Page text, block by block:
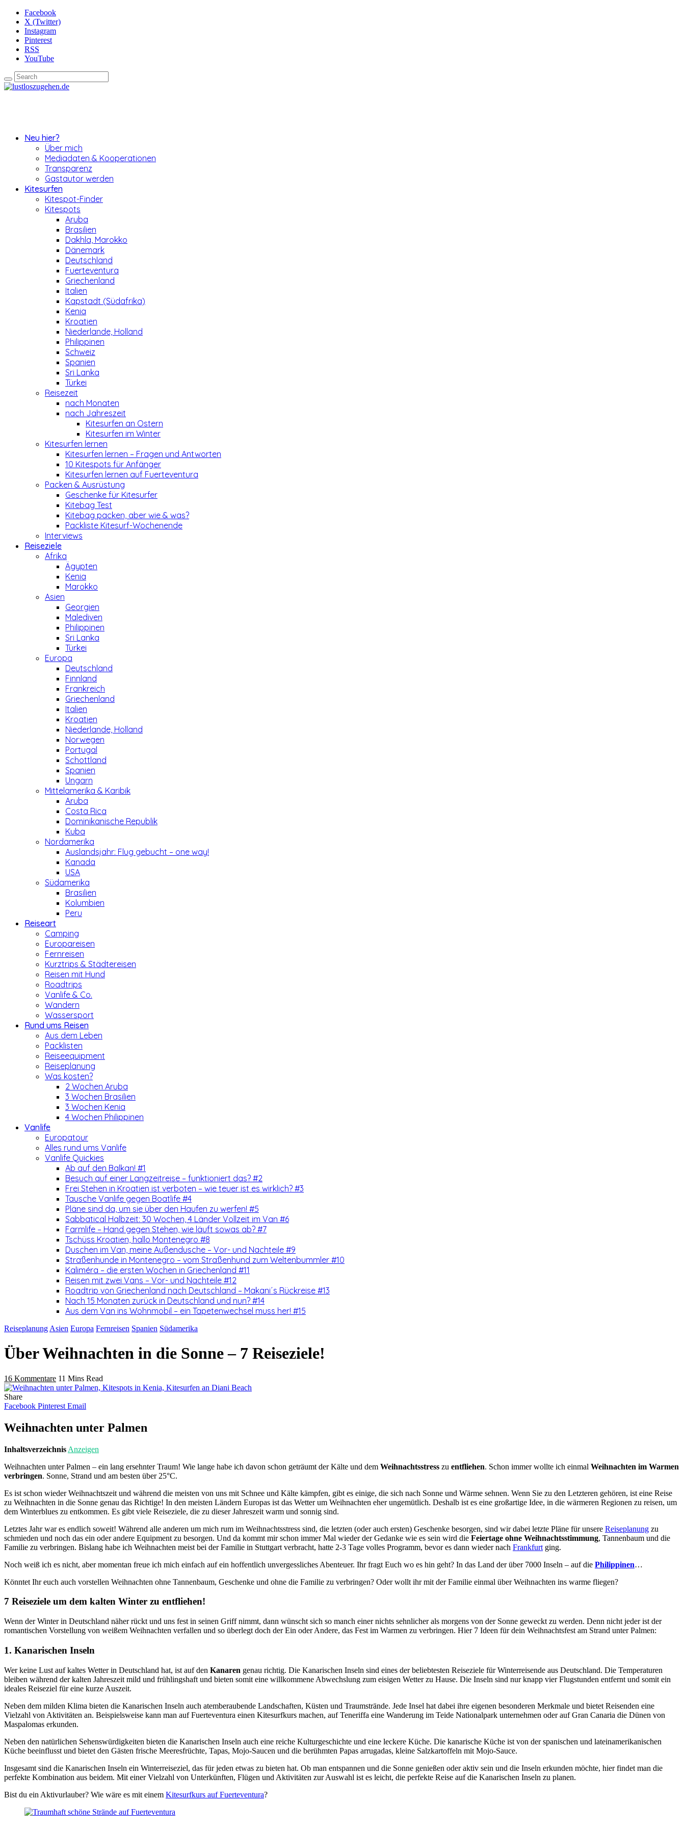
Facebook
X (Twitter)
Instagram
Pinterest
RSS
YouTube
Neu hier?
Über mich
Mediadaten & Kooperationen
Transparenz
Gastautor werden
Kitesurfen
Kitespot-Finder
Kitespots
Aruba
Brasilien
Dakhla, Marokko
Dänemark
Deutschland
Fuerteventura
Griechenland
Italien
Kapstadt (Südafrika)
Kenia
Kroatien
Niederlande, Holland
Philippinen
Schweiz
Spanien
Sri Lanka
Türkei
Reisezeit
nach Monaten
nach Jahreszeit
Kitesurfen an Ostern
Kitesurfen im Winter
Kitesurfen lernen
Kitesurfen lernen – Fragen und Antworten
10 Kitespots für Anfänger
Kitesurfen lernen auf Fuerteventura
Packen & Ausrüstung
Geschenke für Kitesurfer
Kitebag Test
Kitebag packen, aber wie & was?
Packliste Kitesurf-Wochenende
Interviews
Reiseziele
Afrika
Ägypten
Kenia
Marokko
Asien
Georgien
Malediven
Philippinen
Sri Lanka
Türkei
Europa
Deutschland
Finnland
Frankreich
Griechenland
Italien
Kroatien
Niederlande, Holland
Norwegen
Portugal
Schottland
Spanien
Ungarn
Mittelamerika & Karibik
Aruba
Costa Rica
Dominikanische Republik
Kuba
Nordamerika
Auslandsjahr: Flug gebucht – one way!
Kanada
USA
Südamerika
Brasilien
Kolumbien
Peru
Reiseart
Camping
Europareisen
Fernreisen
Kurztrips & Städtereisen
Reisen mit Hund
Roadtrips
Vanlife & Co.
Wandern
Wassersport
Rund ums Reisen
Aus dem Leben
Packlisten
Reiseequipment
Reiseplanung
Was kosten?
2 Wochen Aruba
3 Wochen Brasilien
3 Wochen Kenia
4 Wochen Philippinen
Vanlife
Europatour
Alles rund ums Vanlife
Vanlife Quickies
Ab auf den Balkan! #1
Besuch auf einer Langzeitreise – funktioniert das? #2
Frei Stehen in Kroatien ist verboten – wie teuer ist es wirklich? #3
Tausche Vanlife gegen Boatlife #4
Pläne sind da, um sie über den Haufen zu werfen! #5
Sabbatical Halbzeit: 30 Wochen, 4 Länder Vollzeit im Van #6
Farmlife – Hand gegen Stehen, wie läuft sowas ab? #7
Tschüss Kroatien, hallo Montenegro #8
Duschen im Van, meine Außendusche – Vor- und Nachteile #9
Straßenhunde in Montenegro – vom Straßenhund zum Weltenbummler #10
Kaliméra – die ersten Wochen in Griechenland #11
Reisen mit zwei Vans – Vor- und Nachteile #12
Roadtrip von Griechenland nach Deutschland – Makani´s Rückreise #13
Nach 15 Monaten zurück in Deutschland und nun? #14
Aus dem Van ins Wohnmobil – ein Tapetenwechsel muss her! #15
Reiseplanung Asien Europa Fernreisen Spanien Südamerika
Über Weihnachten in die Sonne – 7 Reiseziele!
16 Kommentare 11 Mins Read
Share
Facebook Pinterest Email
Weihnachten unter Palmen
Inhaltsverzeichnis Anzeigen
Weihnachten unter Palmen – ein lang ersehnter Traum! Wie lange habe ich davon schon geträumt der Kälte und dem Weihnachtsstress zu entfliehen. Schon immer wollte ich einmal Weihnachten im Warmen
verbringen. Sonne, Strand und am besten über 25°C.
Es ist schon wieder Weihnachtszeit und während die meisten von uns mit Schnee und Kälte kämpfen, gibt es einige, die sich nach Sonne und Wärme sehnen. Wenn Sie zu den Letzteren gehören, ist eine Reise
zu Weihnachten in die Sonne genau das Richtige! In den meisten Ländern Europas ist das Wetter um Weihnachten eher ungemütlich. Deshalb ist es eine großartige Idee, in die wärmeren Regionen zu reisen, um
dem Winterblues zu entkommen. Es gibt viele Reiseziele, die zu dieser Jahreszeit warm und sonnig sind.
Letztes Jahr war es endlich soweit! Während alle anderen um mich rum im Weihnachtsstress sind, die letzten (oder auch ersten) Geschenke besorgen, sind wir dabei letzte Pläne für unsere Reiseplanung zu
schmieden und noch das ein oder andere Equipment zu besorgen. Und da kommt mir schon immer Mal wieder der Gedanke wie es sein wird die Feiertage ohne Weihnachtsstimmung, Tannenbaum und die
Familie zu verbringen. Bislang habe ich Weihnachten meist bei der Familie in Stuttgart verbracht, hatte 2-3 Tage volles Programm, bevor es dann wieder nach Frankfurt ging.
Noch weiß ich es nicht, aber momentan freue ich mich einfach auf ein hoffentlich unvergessliches Abenteuer. Ihr fragt Euch wo es hin geht? In das Land der über 7000 Inseln – auf die Philippinen…
Könntet Ihr euch auch vorstellen Weihnachten ohne Tannenbaum, Geschenke und ohne die Familie zu verbringen? Oder wollt ihr mit der Familie einmal über Weihnachten ins warme fliegen?
7 Reiseziele um dem kalten Winter zu entfliehen!
Wenn der Winter in Deutschland näher rückt und uns fest in seinen Griff nimmt, dann wünscht sich so manch einer nichts sehnlicher als morgens von der Sonne geweckt zu werden. Denn nicht jeder ist der
romantischen Vorstellung von weißem Weihnachten verfallen und so überlegt doch der Ein oder Andere, das Fest im Warmen zu verbringen. Hier 7 Ideen für dein Weihnachtsfest am Strand unter Palmen:
1. Kanarischen Inseln
Wer keine Lust auf kaltes Wetter in Deutschland hat, ist auf den Kanaren genau richtig. Die Kanarischen Inseln sind eines der beliebtesten Reiseziele für Winterreisende aus Deutschland. Die Temperaturen
bleiben während der kalten Jahreszeit mild und frühlingshaft und bieten somit eine willkommene Abwechslung zum eisigen Wetter zu Hause. Die Inseln sind nur knapp vier Flugstunden entfernt und somit ein
ideales Reiseziel für eine kurze Auszeit.
Neben dem milden Klima bieten die Kanarischen Inseln auch atemberaubende Landschaften, Küsten und Traumstrände. Jede Insel hat dabei ihre eigenen besonderen Merkmale und bietet Reisenden eine
Vielzahl von Aktivitäten an. Beispielsweise kann man auf Fuerteventura einen Kitesurfkurs machen, auf Teneriffa eine Wanderung im Teide Nationalpark unternehmen oder auf Gran Canaria die Dünen von
Maspalomas erkunden.
Neben den natürlichen Sehenswürdigkeiten bieten die Kanarischen Inseln auch eine reiche Kulturgeschichte und eine leckere Küche. Die kanarische Küche ist von der spanischen und lateinamerikanischen
Küche beeinflusst und bietet den Gästen frische Meeresfrüchte, Tapas, Mojo-Saucen und die berühmten Papas arrugadas, kleine Salzkartoffeln mit Mojo-Sauce.
Insgesamt sind die Kanarischen Inseln ein Winterreiseziel, das für jeden etwas zu bieten hat. Ob man entspannen und die Sonne genießen oder aktiv sein und die Inseln erkunden möchte, hier findet man die
perfekte Kombination aus beidem. Mit einer Vielzahl von Unterkünften, Flügen und Aktivitäten zur Auswahl ist es leicht, die perfekte Reise auf die Kanarischen Inseln zu planen.
Bist du ein Aktivurlauber? Wie wäre es mit einem Kitesurfkurs auf Fuerteventura?